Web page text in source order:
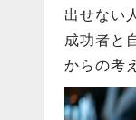
出せない
成功者と
からの考